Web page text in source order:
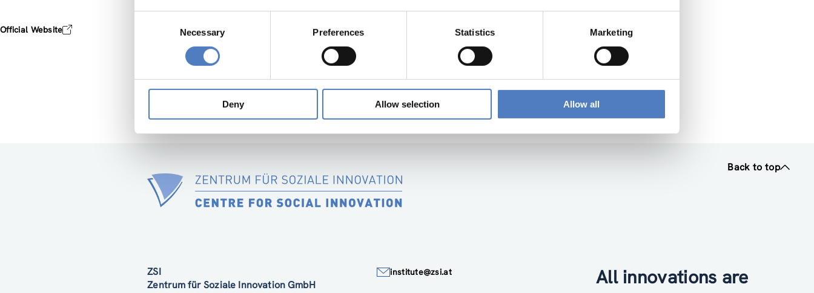
Necessary Preferences Statistics Marketing
Deny Allow selection Allow all
Official Website
Back to top
ZSI
Zentrum für Soziale Innovation GmbH
institute@zsi.at
All innovations are